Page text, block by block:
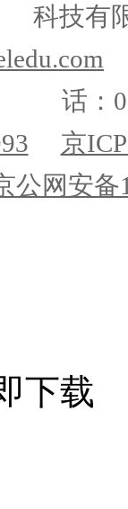
科技有
话：
京
公网安备
下载